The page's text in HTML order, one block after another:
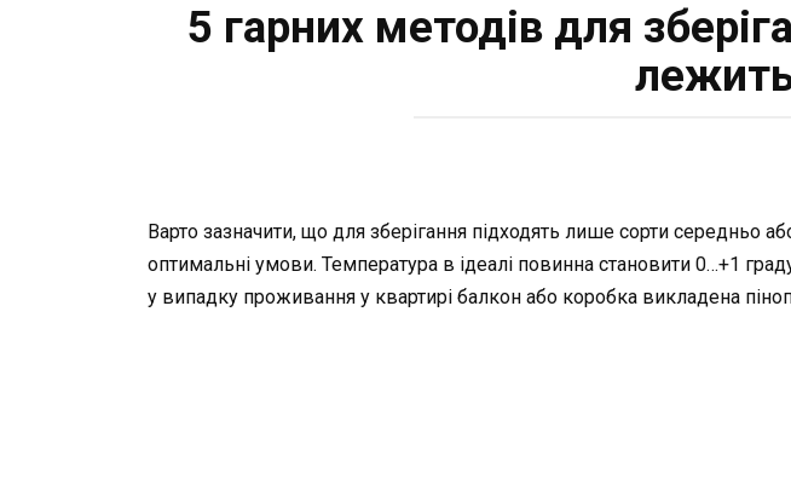
5 гарних методів для
Варто зазначити, що для зберігання підходять лише сорти середньо
оптимальні умови. Температура в ідеалі повинна становити 0…+1
у випадку проживання у квартирі балкон або коробка викладена